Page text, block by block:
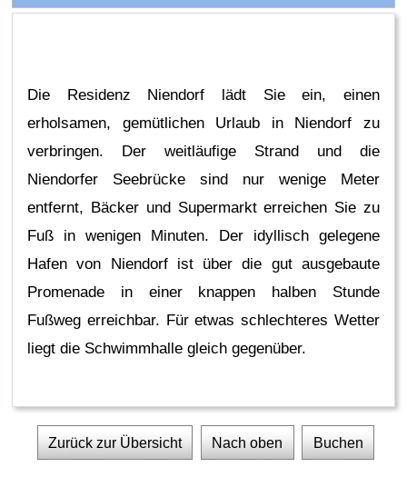
Die Residenz Niendorf lädt Sie ein, einen
erholsamen, gemütlichen Urlaub in Niendorf zu
verbringen. Der weitläufige Strand und die
Niendorfer Seebrücke sind nur wenige Meter
entfernt, Bäcker und Supermarkt erreichen Sie zu
Fuß in wenigen Minuten. Der idyllisch gelegene
Hafen von Niendorf ist über die gut ausgebaute
Promenade in einer knappen halben Stunde
Fußweg erreichbar. Für etwas schlechteres Wetter
liegt die Schwimmhalle gleich gegenüber.
Zurück zur Übersicht Nach oben Buchen